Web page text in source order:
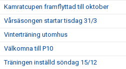
Kamratcupen framflyttad till oktober
Vårsäsongen startar tisdag 31/3
Vinterträning utomhus
Välkomna till P10
Träningen inställd söndag 15/12